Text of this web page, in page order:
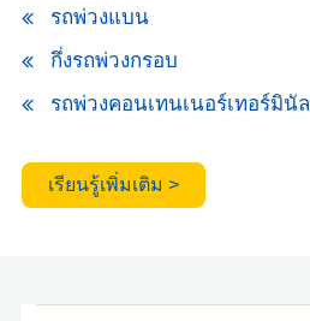
รถพ่วงแบน
กึ่งรถพ่วงกรอบ
รถพ่วงคอนเทนเนอร์เทอร์มินัล
เรียนรู้เพิ่มเติม >